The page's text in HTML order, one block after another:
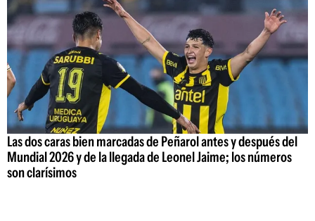
Las dos caras bien marcadas de Peñarol antes y después del
Mundial 2026 y de la llegada de Leonel Jaime; los números
son clarísimos